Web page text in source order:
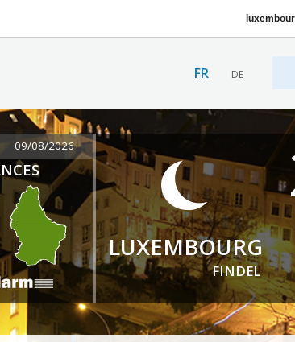
FR DE
09/08/2026
LUXEMBOURG
FINDEL